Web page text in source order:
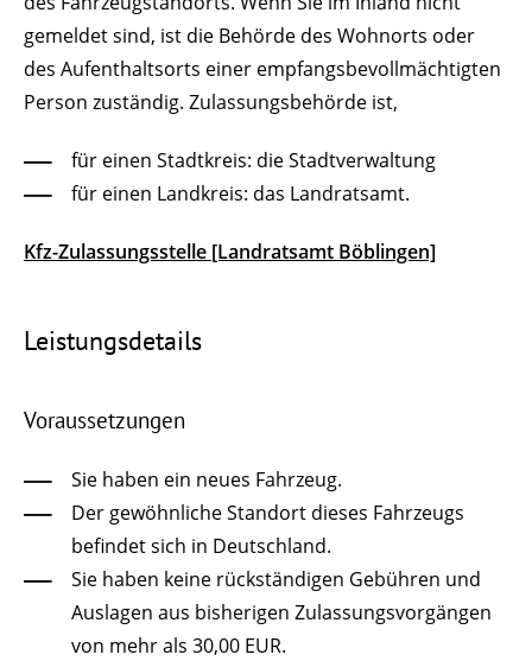
gemeldet sind, ist die Behörde des Wohnorts oder
des Aufenthaltsorts einer empfangsbevollmächtigten
Person zuständig. Zulassungsbehörde ist,
für einen Stadtkreis: die Stadtverwaltung
für einen Landkreis: das Landratsamt.
Kfz-Zulassungsstelle [Landratsamt Böblingen]
Leistungsdetails
Voraussetzungen
Sie haben ein neues Fahrzeug.
Der gewöhnliche Standort dieses Fahrzeugs
befindet sich in Deutschland.
Sie haben keine rückständigen Gebühren und
Auslagen aus bisherigen Zulassungsvorgängen
von mehr als 30,00 EUR.